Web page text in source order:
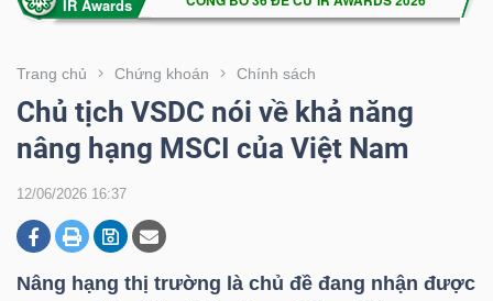
Trang chủ Chứng khoán Chính sách
Chủ tịch VSDC nói về khả năng
nâng hạng MSCI của Việt Nam
12/06/2026 16:37
Nâng hạng thị trường là chủ đề đang nhận được
VIETSTOCK
CHỨNG
DOANH